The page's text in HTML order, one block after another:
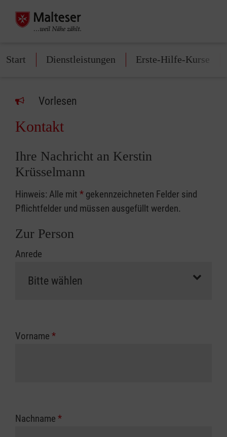
Start Dienstleistungen Erste-Hilfe-Kurse
Vorlesen
Kontakt
Ihre Nachricht an Kerstin
Krüsselmann
Hinweis: Alle mit * gekennzeichneten Felder sind
Pflichtfelder und müssen ausgefüllt werden.
Zur Person
Anrede
Vorname *
Nachname *